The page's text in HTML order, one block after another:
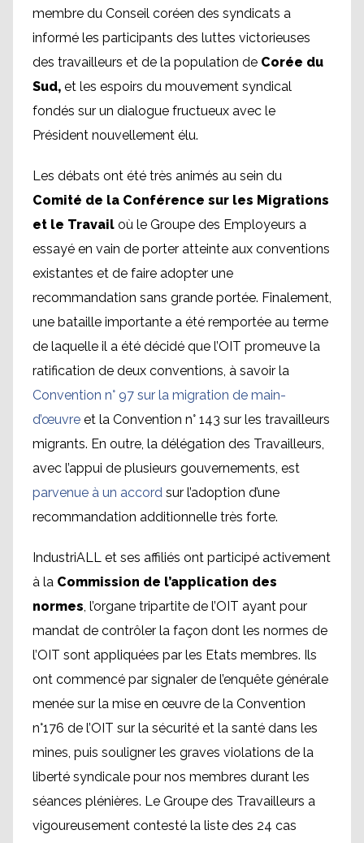
membre du Conseil coréen des syndicats a
informé les participants des luttes victorieuses
des travailleurs et de la population de Corée du
Sud, et les espoirs du mouvement syndical
fondés sur un dialogue fructueux avec le
Président nouvellement élu.
Les débats ont été très animés au sein du
Comité de la Conférence sur les Migrations
et le Travail où le Groupe des Employeurs a
essayé en vain de porter atteinte aux conventions
existantes et de faire adopter une
recommandation sans grande portée. Finalement,
une bataille importante a été remportée au terme
de laquelle il a été décidé que l’OIT promeuve la
ratification de deux conventions, à savoir la
Convention n° 97 sur la migration de main-
d’œuvre et la Convention n° 143 sur les travailleurs
migrants. En outre, la délégation des Travailleurs,
avec l’appui de plusieurs gouvernements, est
parvenue à un accord sur l’adoption d’une
recommandation additionnelle très forte.
IndustriALL et ses affiliés ont participé activement
à la Commission de l’application des
normes, l’organe tripartite de l’OIT ayant pour
mandat de contrôler la façon dont les normes de
l’OIT sont appliquées par les Etats membres. Ils
ont commencé par signaler de l’enquête générale
menée sur la mise en œuvre de la Convention
n°176 de l’OIT sur la sécurité et la santé dans les
mines, puis souligner les graves violations de la
liberté syndicale pour nos membres durant les
séances plénières. Le Groupe des Travailleurs a
vigoureusement contesté la liste des 24 cas